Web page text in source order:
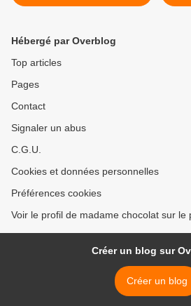
Hébergé par Overblog
Top articles
Pages
Contact
Signaler un abus
C.G.U.
Cookies et données personnelles
Préférences cookies
Voir le profil de madame chocolat sur le
Créer un blog sur
Créer un blog